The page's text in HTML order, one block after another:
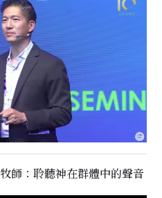
師：聆聽神在群體中的聲音